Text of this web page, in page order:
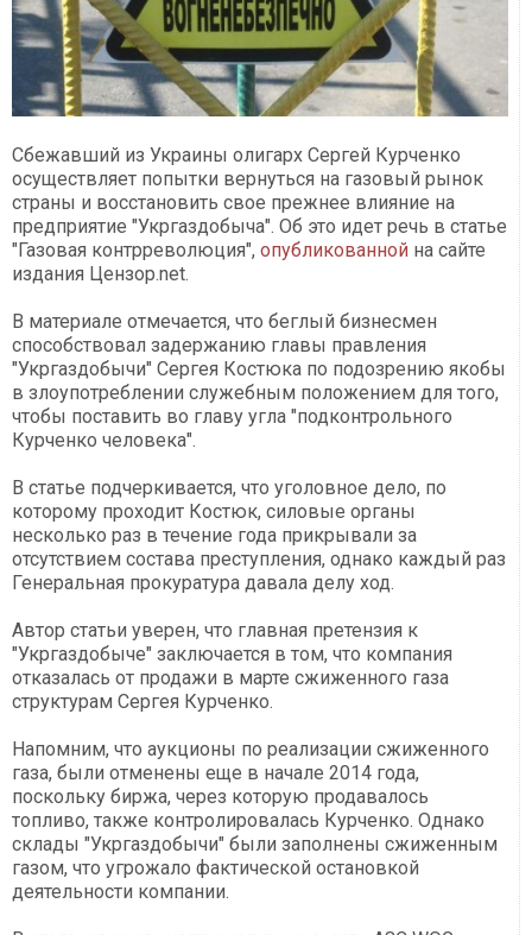
Сбежавший из Украины олигарх Сергей Курченко
осуществляет попытки вернуться на газовый рынок
страны и восстановить свое прежнее влияние на
предприятие "Укргаздобыча". Об это идет речь в статье
"Газовая контрреволюция", опубликованной на сайте
издания Цензор.net.
В материале отмечается, что беглый бизнесмен
способствовал задержанию главы правления
"Укргаздобычи" Сергея Костюка по подозрению якобы
в злоупотреблении служебным положением для того,
чтобы поставить во главу угла "подконтрольного
Курченко человека".
В статье подчеркивается, что уголовное дело, по
которому проходит Костюк, силовые органы
несколько раз в течение года прикрывали за
отсутствием состава преступления, однако каждый раз
Генеральная прокуратура давала делу ход.
Автор статьи уверен, что главная претензия к
"Укргаздобыче" заключается в том, что компания
отказалась от продажи в марте сжиженного газа
структурам Сергея Курченко.
Напомним, что аукционы по реализации сжиженного
газа, были отменены еще в начале 2014 года,
поскольку биржа, через которую продавалось
топливо, также контролировалась Курченко. Однако
склады "Укргаздобычи" были заполнены сжиженным
газом, что угрожало фактической остановкой
деятельности компании.